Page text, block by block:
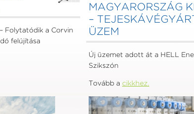
Folytatódik a Corvin
felújítása
MAGYARORSZÁG
–
ÜZEM
Új üzemet adott át a HELL
Szikszón
Tovább a cikkhez.